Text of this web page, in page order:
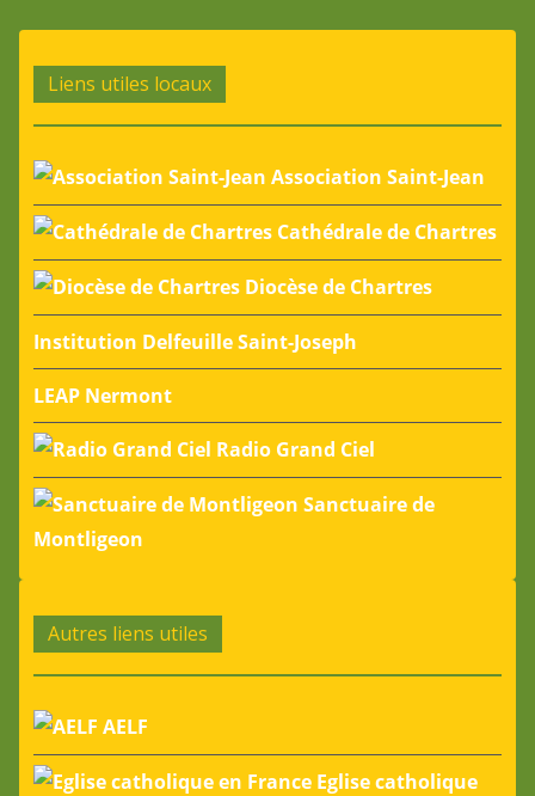
Liens utiles locaux
Association Saint-Jean
Cathédrale de Chartres
Diocèse de Chartres
Institution Delfeuille Saint-Joseph
LEAP Nermont
Radio Grand Ciel
Sanctuaire de
Montligeon
Autres liens utiles
AELF
Eglise catholique